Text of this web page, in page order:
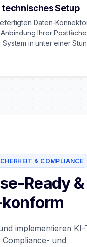
technisches Setup
Daten-
Ihrer
System in unter einer
& COMPLIANCE
Ready &
konform
implementieren KI-
und